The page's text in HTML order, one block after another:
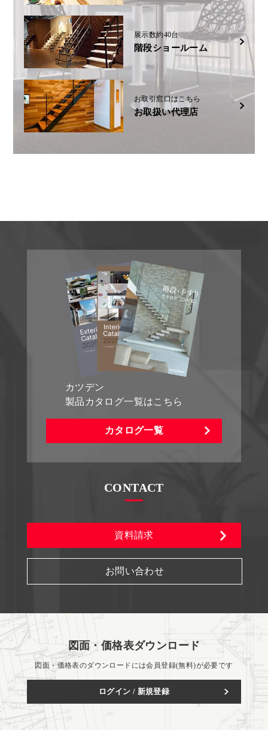
展示数約40台
階段ショールーム
お取引窓口はこちら
お取扱い代理店
カツデン
製品カタログ一覧はこちら
カタログ一覧
CONTACT
資料請求
お問い合わせ
図面・価格表ダウンロード
図面・価格表のダウンロードには会員登録(無料)が必要です
ログイン / 新規登録